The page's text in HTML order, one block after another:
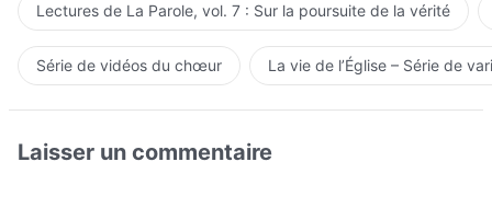
Lectures de La Parole, vol. 7 : Sur la poursuite de la vérité
Série de vidéos du chœur La vie de l’Église – Série de
Laisser un commentaire